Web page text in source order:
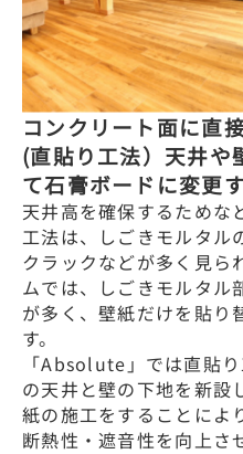
コンクリート面に直
(直貼り工法）天井や
て石膏ボードに変更す
天井高を確保するためな
工法は、しごきモルタル
クラックなどが多く見ら
ムでは、しごきモルタル
が多く、壁紙だけを貼り
す。
「Absolute」では直貼
の天井と壁の下地を新設
紙の施工をすることによ
断熱性・遮音性を向上さ